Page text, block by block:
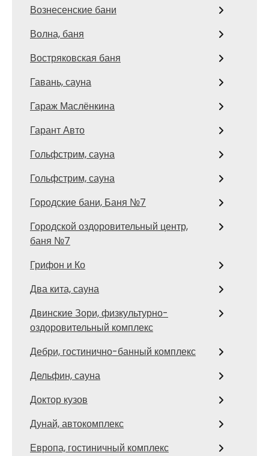
Вознесенские бани
Волна, баня
Востряковская баня
Гавань, сауна
Гараж Маслёнкина
Гарант Авто
Гольфстрим, сауна
Гольфстрим, сауна
Городские бани, Баня №7
Городской оздоровительный центр,
баня №7
Грифон и Ко
Два кита, сауна
Двинские Зори, физкультурно-
оздоровительный комплекс
Дебри, гостинично-банный комплекс
Дельфин, сауна
Доктор кузов
Дунай, автокомплекс
Европа, гостиничный комплекс